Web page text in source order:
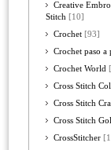
Creative
Stitch [10]
Crochet [93]
Crochet paso a
Crochet World
Cross Stitch
Cross Stitch
Cross Stitch
CrossStitcher